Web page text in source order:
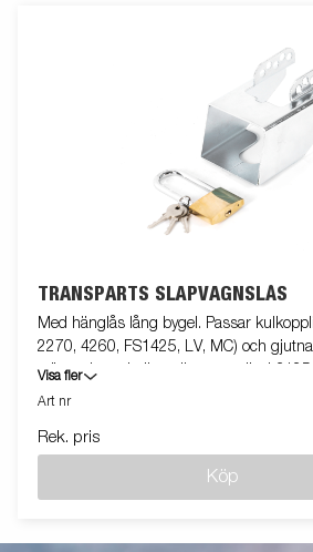
TRANSPARTS SLÄPVAGNSLÅS
Med hänglås lång bygel. Passar
2270, 4260, FS1425, LV, MC) och
större gjutna kulkopplingar använd
Visa fler
Art nr
Rek. pris
Köp